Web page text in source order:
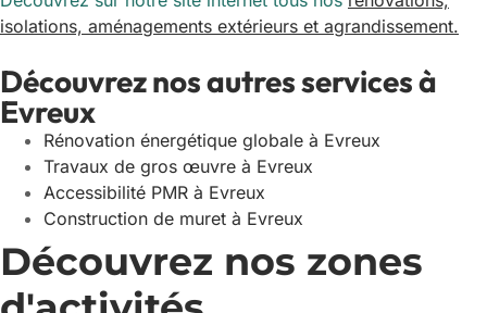
isolations, aménagements extérieurs et agrandissement.
Découvrez nos autres services à
Evreux
Rénovation énergétique globale à Evreux
Travaux de gros œuvre à Evreux
Accessibilité PMR à Evreux
Construction de muret à Evreux
Découvrez nos zones